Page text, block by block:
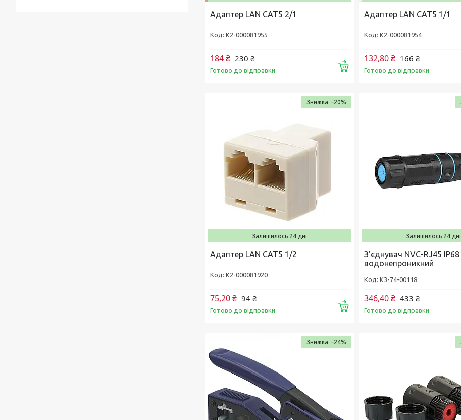
Адаптер LAN CAT5 2/1
К2-000081955
230 ₴
184 ₴
Готово до відправки Купити
Адаптер LAN CAT5 1/1
К2-000081954
166 ₴
132,80 ₴
Готово до відправки
–20%
Залишилось 24 дні
Адаптер LAN CAT5 1/2
К2-000081920
94 ₴
75,20 ₴
Готово до відправки Купити
Залишилось 24 дні
З'єднувач NVC-RJ45 IP68
водонепроникний
K3-74-00118
433 ₴
346,40 ₴
Готово до відправки
–24%